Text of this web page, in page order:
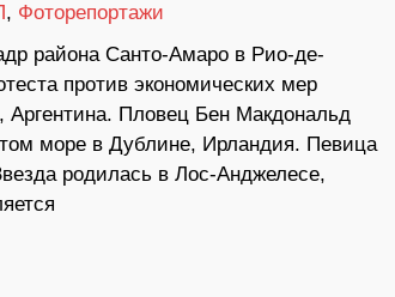
, Фоторепортажи
района Санто-Амаро в Рио-де-
против экономических мер
Аргентина. Пловец Бен Макдональд
море в Дублине, Ирландия. Певица
родилась в Лос-Анджелесе,